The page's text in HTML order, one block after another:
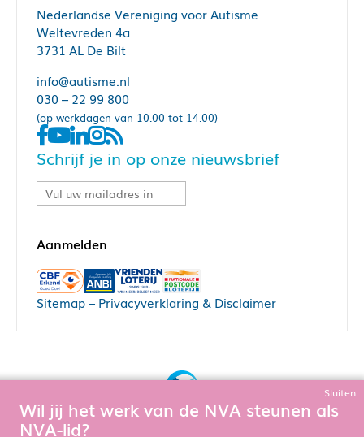
Nederlandse Vereniging voor Autisme
Weltevreden 4a
3731 AL De Bilt
info@autisme.nl
030 – 22 99 800
(op werkdagen van 10.00 tot 14.00)
Schrijf je in op onze nieuwsbrief
Sitemap– Privacyverklaring & Disclaimer
Sluiten
Wil jij het werk van de NVA steunen als
NVA-lid?